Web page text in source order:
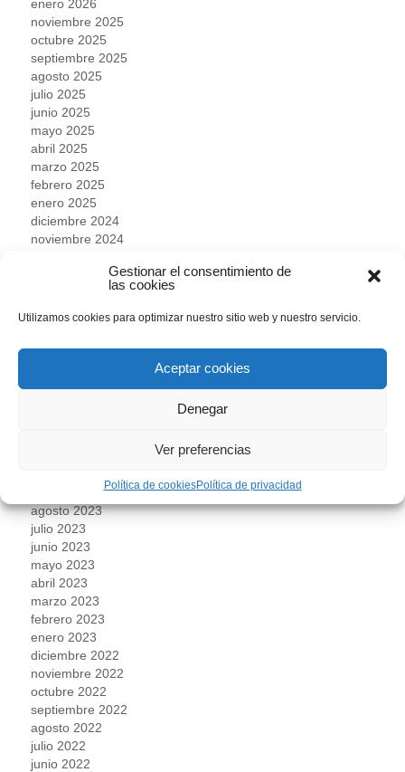
Gestionar el consentimiento de
las cookies
Utilizamos cookies para optimizar nuestro sitio web y nuestro servicio.
Aceptar cookies
Denegar
Ver preferencias
Política de cookiesPolítica de privacidad
enero 2026
noviembre 2025
octubre 2025
septiembre 2025
agosto 2025
julio 2025
junio 2025
mayo 2025
abril 2025
marzo 2025
febrero 2025
enero 2025
diciembre 2024
noviembre 2024
septiembre 2024
julio 2024
mayo 2024
septiembre 2023
agosto 2023
julio 2023
junio 2023
mayo 2023
abril 2023
marzo 2023
febrero 2023
enero 2023
diciembre 2022
noviembre 2022
octubre 2022
septiembre 2022
agosto 2022
julio 2022
junio 2022